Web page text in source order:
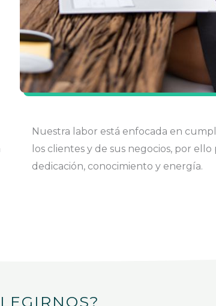
Nuestra labor está enfocada en
los clientes y de sus negocios, por
dedicación, conocimiento y energía.